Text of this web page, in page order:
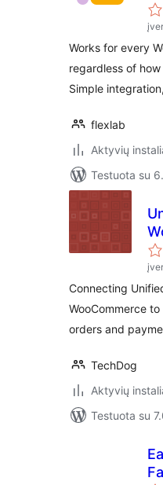
Works for every
regardless of
Simple
flexlab
Aktyvių
Testuota su
Connecting
WooCommerce
orders and
TechDog
Aktyvių
Testuota su